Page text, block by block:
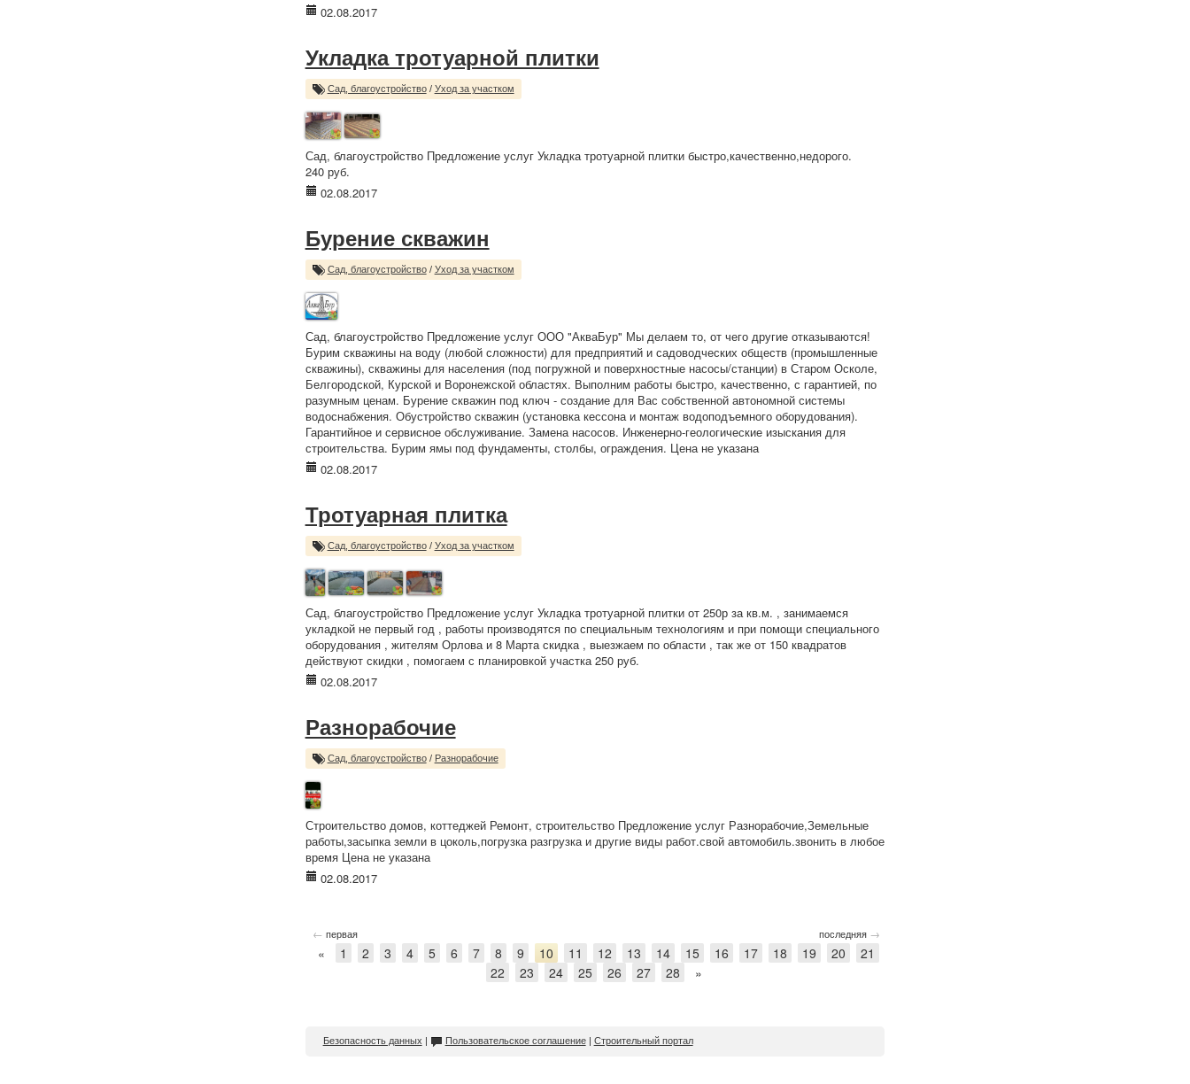
02.08.2017
Укладка тротуарной плитки
Сад, благоустройство/ Уход за участком
Сад, благоустройство Предложение услуг Укладка тротуарной плитки быстро,качественно,недорого.
240 руб.
02.08.2017
Бурение скважин
Сад, благоустройство/ Уход за участком
Сад, благоустройство Предложение услуг ООО "АкваБур" Мы делаем то, от чего другие отказываются!
Бурим скважины на воду (любой сложности) для предприятий и садоводческих обществ (промышленные
скважины), скважины для населения (под погружной и поверхностные насосы/станции) в Старом Осколе,
Белгородской, Курской и Воронежской областях. Выполним работы быстро, качественно, с гарантией, по
разумным ценам. Бурение скважин под ключ - создание для Вас собственной автономной системы
водоснабжения. Обустройство скважин (установка кессона и монтаж водоподъемного оборудования).
Гарантийное и сервисное обслуживание. Замена насосов. Инженерно-геологические изыскания для
строительства. Бурим ямы под фундаменты, столбы, ограждения. Цена не указана
02.08.2017
Тротуарная плитка
Сад, благоустройство/ Уход за участком
Сад, благоустройство Предложение услуг Укладка тротуарной плитки от 250р за кв.м. , занимаемся
укладкой не первый год , работы производятся по специальным технологиям и при помощи специального
оборудования , жителям Орлова и 8 Марта скидка , выезжаем по области , так же от 150 квадратов
действуют скидки , помогаем с планировкой участка 250 руб.
02.08.2017
Разнорабочие
Сад, благоустройство/ Разнорабочие
Строительство домов, коттеджей Ремонт, строительство Предложение услуг Разнорабочие,Земельные
работы,засыпка земли в цоколь,погрузка разгрузка и другие виды работ.свой автомобиль.звонить в любое
время Цена не указана
02.08.2017
← первая последняя →
« 1 2 3 4 5 6 7 8 9 10 11 12 13 14 15 16 17 18 19 20
21
22
23 24 25 26 27 28 »
Безопасность данных | Пользовательское соглашение| Строительный портал